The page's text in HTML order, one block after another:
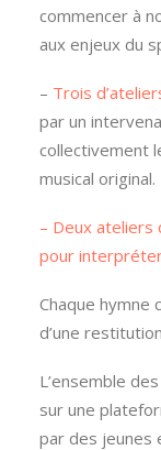
commencer à
aux enjeux du
– Trois
par un
collectivement
musical original.
– Deux ateliers
pour
Chaque hymne
d’une
L’ensemble
sur une
par des jeunes